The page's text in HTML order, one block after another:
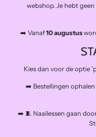
Op afspraak open
bestellingen
The Final Stitch bevindt zich
Schiemond
Mail:
Open op afspraak voor
buiten
webshop. Je hebt
➡️ Vanaf10 augustus
Kies dan voor de optie
➡️ Bestellingen ophalen
➡️ 🧵 Naailessen gaan